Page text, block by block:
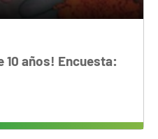
10 años! Encuesta: